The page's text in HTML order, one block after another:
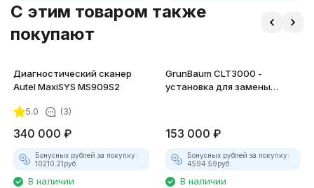
C этим товаром также
покупают
Диагностический сканер
Autel MaxiSYS MS909S2
5.0 (3)
340 000 ₽
Бонусных рублей за покупку:
10210.21руб.
В наличии
GrunBaum CLT3000 -
установка для замены
153 000 ₽
Бонусных рублей за покупку:
4594.59руб.
В наличии